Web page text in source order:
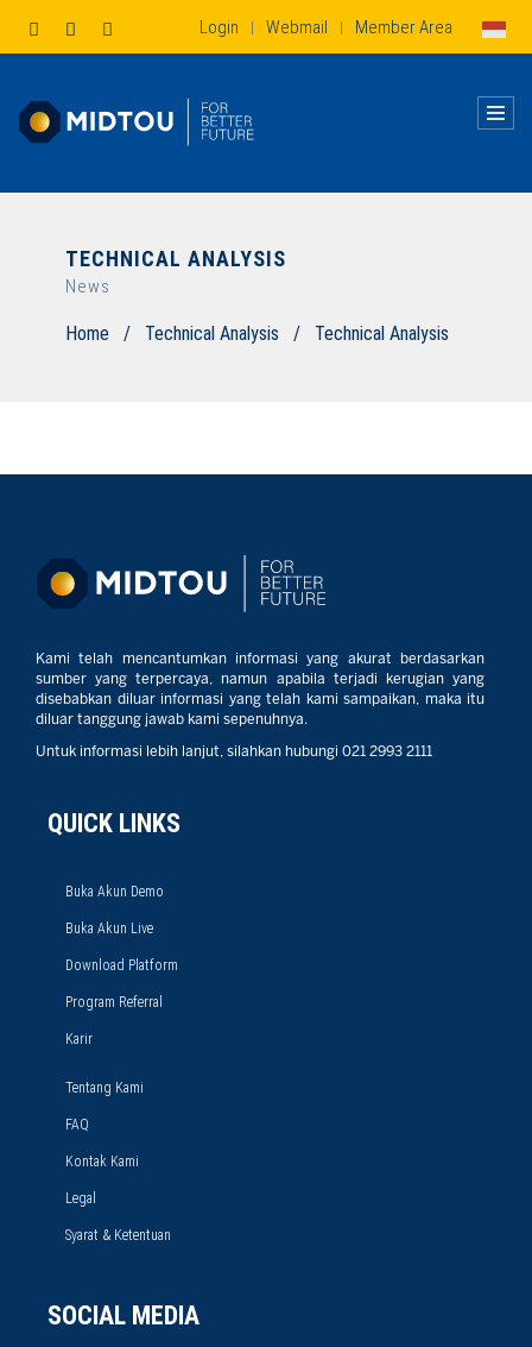
Login | Webmail | Member Area
TECHNICAL ANALYSIS
News
Home / Technical Analysis / Technical Analysis
Kami telah mencantumkan informasi yang akurat berdasarkan
sumber yang terpercaya, namun apabila terjadi kerugian yang
disebabkan diluar informasi yang telah kami sampaikan, maka itu
diluar tanggung jawab kami sepenuhnya.
Untuk informasi lebih lanjut, silahkan hubungi 021 2993 2111
QUICK LINKS
Buka Akun Demo
Buka Akun Live
Download Platform
Program Referral
Karir
Tentang Kami
FAQ
Kontak Kami
Legal
Syarat & Ketentuan
SOCIAL MEDIA